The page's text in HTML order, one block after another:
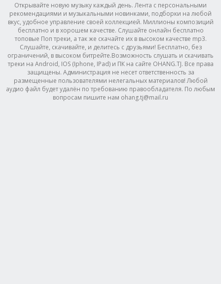
Открывайте новую музыку каждый день. Лента с персональными
рекомендациями и музыкальными новинками, подборки на любой
вкус, удобное управление своей коллекцией. Миллионы композиций
бесплатно и в хорошем качестве. Слушайте онлайн бесплатно
топовые Поп треки, а так же скачайте их в высоком качестве mp3.
Слушайте, скачивайте, и делитесь с друзьями! Бесплатно, без
ограничений, в высоком битрейте.Возможность слушать и скачивать
треки на Android, IOS (Iphone, IPad) и ПК на сайте OHANG.TJ. Все права
защищены. Администрация не несет ответственность за
размещенные пользователями нелегальных материалов! Любой
аудио файл будет удалён по требованию правообладателя. По любым
вопросам пишите нам ohang.tj@mail.ru